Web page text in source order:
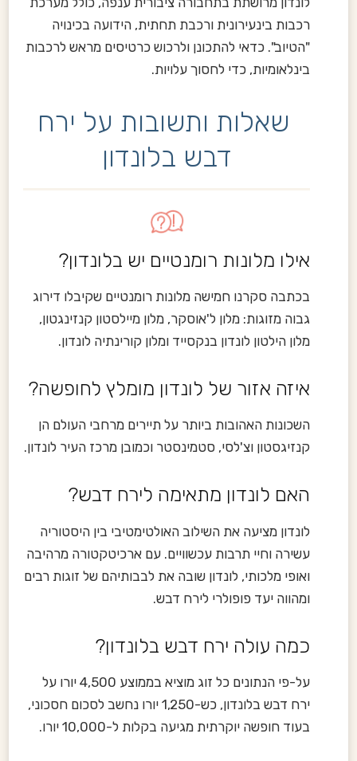
רכבות בינעירונית ורכבת תחתית, הידועה בכינויה
"הטיוב". כדאי להתכונן ולרכוש כרטיסים מראש לרכבות
בינלאומיות, כדי לחסוך עלויות.
שאלות ותשובות על ירח
דבש בלונדון
אילו מלונות רומנטיים יש בלונדון?
בכתבה סקרנו חמישה מלונות רומנטיים שקיבלו דירוג
גבוה מזוגות: מלון ל'אוסקר, מלון מיילסטון קנזינגטון,
מלון הילטון לונדון בנקסייד ומלון קורינתיה לונדון.
איזה אזור של לונדון מומלץ לחופשה?
השכונות האהובות ביותר על תיירים מרחבי העולם הן
קנזיגסטון וצ'לסי, סטמינסטר וכמובן מרכז העיר לונדון.
האם לונדון מתאימה לירח דבש?
לונדון מציעה את השילוב האולטימטיבי בין היסטוריה
עשירה וחיי תרבות עכשוויים. עם ארכיטקטורה מרהיבה
ואופי מלכותי, לונדון שובה את לבבותיהם של זוגות רבים
ומהווה יעד פופולרי לירח דבש.
כמה עולה ירח דבש בלונדון?
על-פי הנתונים כל זוג מוציא בממוצע 4,500 יורו על
ירח דבש בלונדון, כש-1,250 יורו נחשב לסכום חסכוני,
בעוד חופשה יוקרתית מגיעה בקלות ל-10,000 יורו.